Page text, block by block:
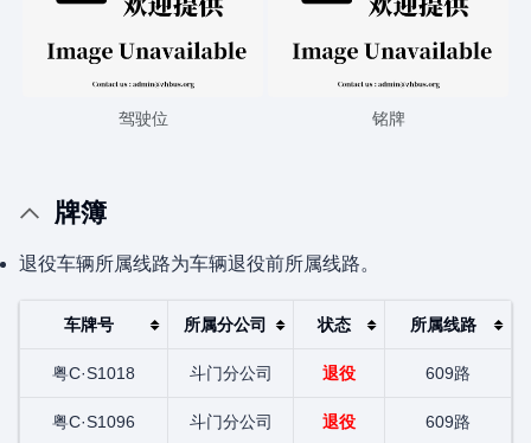
驾驶位 铭牌
牌簿
退役车辆所属线路为车辆退役前所属线路。
车牌号 所属分公司 状态 所属线路
粤C·S1018 斗门分公司 退役 609路
粤C·S1096 斗门分公司 退役 609路